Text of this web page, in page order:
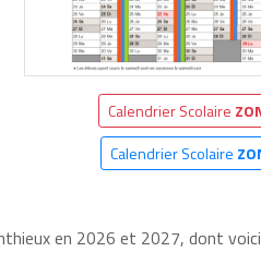
Calendrier Scolaire
Calendrier Scolaire
en 2026 et 2027, dont